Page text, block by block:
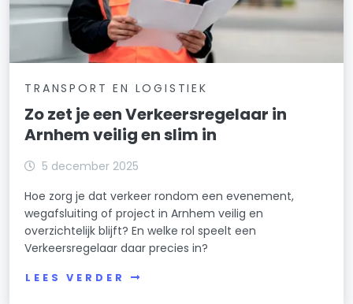
TRANSPORT EN LOGISTIEK
Zo zet je een Verkeersregelaar in
Arnhem veilig en slim in
5 december 2025
Hoe zorg je dat verkeer rondom een evenement,
wegafsluiting of project in Arnhem veilig en
overzichtelijk blijft? En welke rol speelt een
Verkeersregelaar daar precies in?
LEES VERDER